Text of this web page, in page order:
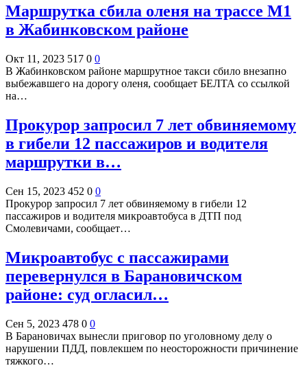
Маршрутка сбила оленя на трассе М1
в Жабинковском районе
Окт 11, 2023 517 0 0
В Жабинковском районе маршрутное такси сбило внезапно
выбежавшего на дорогу оленя, сообщает БЕЛТА со ссылкой
на…
Прокурор запросил 7 лет обвиняемому
в гибели 12 пассажиров и водителя
маршрутки в…
Сен 15, 2023 452 0 0
Прокурор запросил 7 лет обвиняемому в гибели 12
пассажиров и водителя микроавтобуса в ДТП под
Смолевичами, сообщает…
Микроавтобус с пассажирами
перевернулся в Барановичском
районе: суд огласил…
Сен 5, 2023 478 0 0
В Барановичах вынесли приговор по уголовному делу о
нарушении ПДД, повлекшем по неосторожности причинение
тяжкого…